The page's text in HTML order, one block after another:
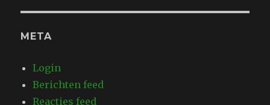
META
Login
Berichten feed
Reacties feed